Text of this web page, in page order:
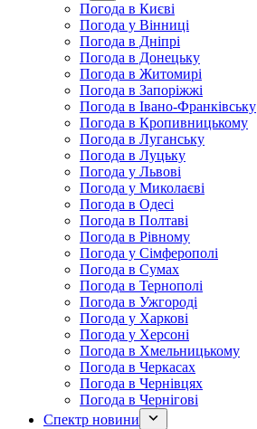
Погода в Києві
Погода у Вінниці
Погода в Дніпрі
Погода в Донецьку
Погода в Житомирі
Погода в Запоріжжі
Погода в Івано-Франківську
Погода в Кропивницькому
Погода в Луганську
Погода в Луцьку
Погода у Львові
Погода у Миколаєві
Погода в Одесі
Погода в Полтаві
Погода в Рівному
Погода у Сімферополі
Погода в Сумах
Погода в Тернополі
Погода в Ужгороді
Погода у Харкові
Погода у Херсоні
Погода в Хмельницькому
Погода в Черкасах
Погода в Чернівцях
Погода в Чернігові
Спектр новини